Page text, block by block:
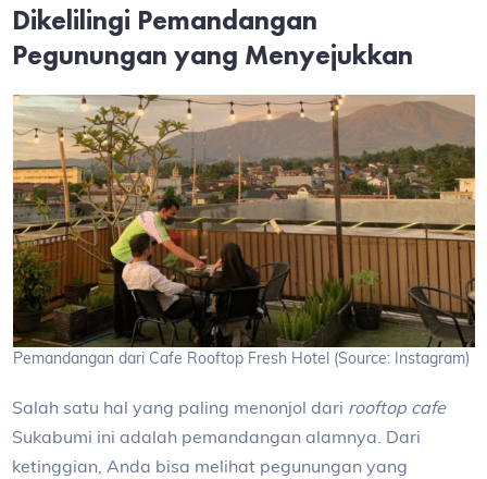
Dikelilingi Pemandangan
Pegunungan yang Menyejukkan
Pemandangan dari Cafe Rooftop Fresh Hotel (Source: Instagram)
Salah satu hal yang paling menonjol dari rooftop cafe
Sukabumi ini adalah pemandangan alamnya. Dari
ketinggian, Anda bisa melihat pegunungan yang